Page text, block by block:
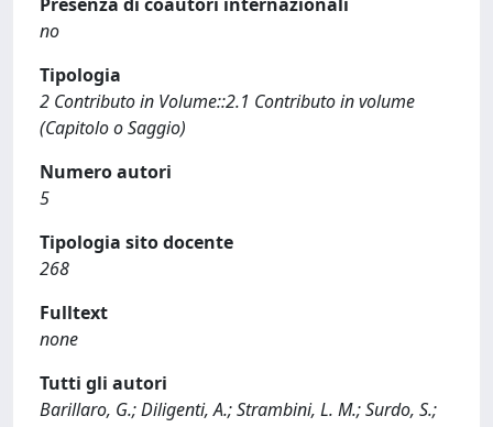
no
Tipologia
2 Contributo in Volume::2.1 Contributo in volume
(Capitolo o Saggio)
Numero autori
5
Tipologia sito docente
268
Fulltext
none
Tutti gli autori
Barillaro, G.; Diligenti, A.; Strambini, L. M.; Surdo, S.;